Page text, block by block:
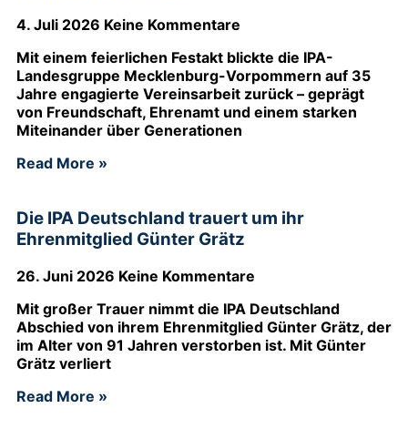
4. Juli 2026 Keine Kommentare
Mit einem feierlichen Festakt blickte die IPA-
Landesgruppe Mecklenburg-Vorpommern auf 35
Jahre engagierte Vereinsarbeit zurück – geprägt
von Freundschaft, Ehrenamt und einem starken
Miteinander über Generationen
Read More »
Die IPA Deutschland trauert um ihr
Ehrenmitglied Günter Grätz
26. Juni 2026 Keine Kommentare
Mit großer Trauer nimmt die IPA Deutschland
Abschied von ihrem Ehrenmitglied Günter Grätz, der
im Alter von 91 Jahren verstorben ist. Mit Günter
Grätz verliert
Read More »